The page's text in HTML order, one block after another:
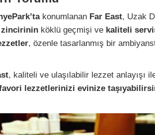
konumlanan Far East, Uzak
zincirinin köklü geçmişi ve kaliteli
, özenle tasarlanmış bir
, kaliteli ve ulaşılabilir lezzet anlayışı
lezzetlerinizi evinize